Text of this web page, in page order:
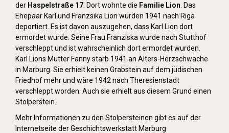
der Haspelstraße 17 . Dort wohnte die Familie Lion . Das
Ehepaar Karl und Franzsika Lion wurden 1941 nach Riga
deportiert. Es ist davon auszugehen, dass Karl Lion dort
ermordet wurde. Seine Frau Franziska wurde nach Stutthof
verschleppt und ist wahrscheinlich dort ermordet wurden.
Karl Lions Mutter Fanny starb 1941 an Alters-Herzschwäche
in Marburg. Sie erhielt keinen Grabstein auf dem jüdischen
Friedhof mehr und wäre 1942 nach Theresienstadt
verschleppt worden. Auch sie erhielt aus diesem Grund einen
Stolperstein.
Mehr Informationen zu den Stolpersteinen gibt es auf der
Internetseite der Geschichtswerkstatt Marburg